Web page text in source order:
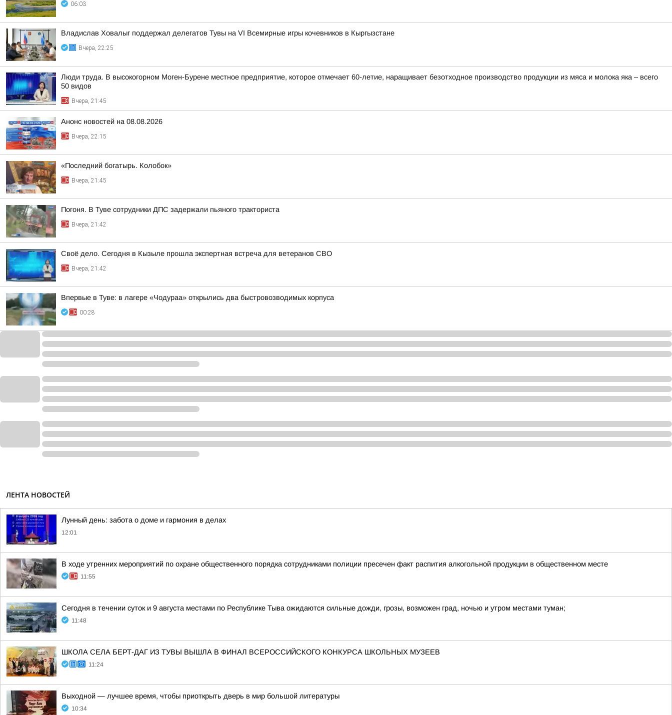
06:03
Владислав Ховалыг поддержал делегатов Тувы на VI Всемирные игры кочевников в Кыргызстане
Вчера, 22:25
Люди труда. В высокогорном Моген-Бурене местное предприятие, которое отмечает 60-летие, наращивает безотходное производство продукции из мяса и молока яка – всего
50 видов
Вчера, 21:45
Анонс новостей на 08.08.2026
Вчера, 22:15
«Последний богатырь. Колобок»
Вчера, 21:45
Погоня. В Туве сотрудники ДПС задержали пьяного тракториста
Вчера, 21:42
Своё дело. Сегодня в Кызыле прошла экспертная встреча для ветеранов СВО
Вчера, 21:42
Впервые в Туве: в лагере «Чодураа» открылись два быстровозводимых корпуса
00:28
ЛЕНТА НОВОСТЕЙ
Лунный день: забота о доме и гармония в делах
12:01
В ходе утренних мероприятий по охране общественного порядка сотрудниками полиции пресечен факт распития алкогольной продукции в общественном месте
11:55
Сегодня в течении суток и 9 августа местами по Республике Тыва ожидаются сильные дожди, грозы, возможен град, ночью и утром местами туман;
11:48
ШКОЛА СЕЛА БЕРТ-ДАГ ИЗ ТУВЫ ВЫШЛА В ФИНАЛ ВСЕРОССИЙСКОГО КОНКУРСА ШКОЛЬНЫХ МУЗЕЕВ
11:24
Выходной — лучшее время, чтобы приоткрыть дверь в мир большой литературы
10:34